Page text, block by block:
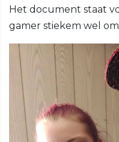
Het document staat
gamer stiekem wel